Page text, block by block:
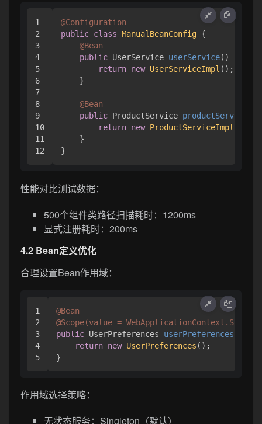
1
2
3
4
5
6
7
8
9
10
11
@Configuration
public class ManualBeanConfig {
@Bean
public UserService userService()
{
return new UserServiceImpl ();
    }
@Bean
public ProductService productService
return new ProductServiceImpl
    }
性能对比测试数据：
500个组件类路径扫描耗时：1200ms
显式注册耗时：200ms
4.2 Bean定义优化
合理设置Bean作用域：
1
2
3
4
@Bean
@Scope(value =
public UserPreferences userPreferences
return new UserPreferences ();
作用域选择策略：
无状态服务：Singleton（默认）